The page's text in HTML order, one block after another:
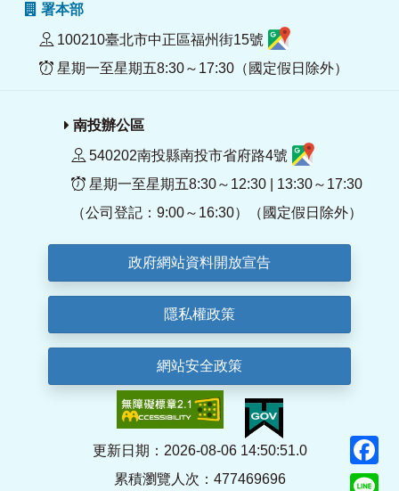
署本部
100210臺北市中正區福州街15號
星期一至星期五8:30～17:30（國定假日除外）
南投辦公區
540202南投縣南投市省府路4號
星期一至星期五8:30～12:30 | 13:30～17:30
（公司登記：9:00～16:30）（國定假日除外）
政府網站資料開放宣告
隱私權政策
網站安全政策
更新日期：2026-08-06 14:50:51.0
累積瀏覽人次：477469696